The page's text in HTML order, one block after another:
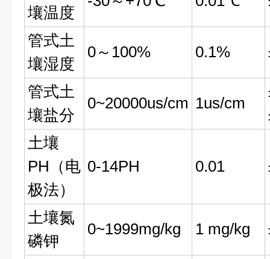
壤温度
管式土
壤湿度
0～100% 0.1%
管式土
壤盐分
0~20000us/cm 1us/cm
土壤
PH（电
极法）
0-14PH 0.01
土壤氮
磷钾
0~1999mg/kg 1 mg/kg